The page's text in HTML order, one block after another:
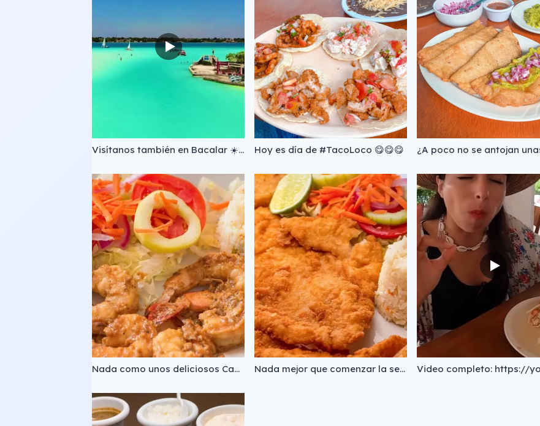
Visítanos también en Bacalar ☀️ Disfruta lo mejor en mariscos todos los días de 9 am a 6 pm. 📲 O pide a domicilio directo a tu hotel o club de playa: ✅ (983) 171 6840 ✅ (983) 171 6838 Hoy es día de #TacoLoco 😋😋😋
Nada como unos deliciosos Camarones al Mojo de ajo, si no los has probado, ¿qué esperas? 🤤 ​ ​ ✅ Haz click en el enlace de nuestro perfil para conocer el menú, ubicación, teléfonos y horarios. Nada mejor que comenzar la semana con un delicioso Filete de Pescado Empanizado, un platillo clásico y favorito de muchos clientes 😊 ​ ✅ ​Haz click en el enlace de nuestro perfil para conocer el menú, ubicación, teléfonos y horarios.